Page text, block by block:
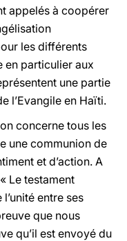
appelés à coopérer
les différents
en particulier aux
une partie
l’Evangile en Haïti.
concerne tous les
une communion de
et d’action. A
Le testament
entre ses
que nous
qu’il est envoyé du